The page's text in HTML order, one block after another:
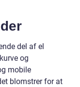
del af el
og
mobile
blomstrer for at